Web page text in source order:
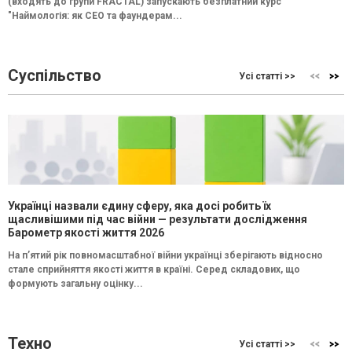
"Наймологія: як СEO та фаундерам...
Суспільство Усі статті >>
Українці назвали єдину сферу, яка досі робить їх
щасливішими під час війни — результати дослідження
Барометр якості життя 2026
На п’ятий рік повномасштабної війни українці зберігають відносно
стале сприйняття якості життя в країні. Серед складових, що
формують загальну оцінку...
Техно Усі статті >>